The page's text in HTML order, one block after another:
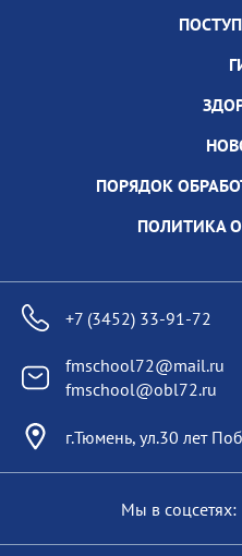
ПОРЯДОК
ПОЛИТИКА
+7 (3452) 33-91-72
fmschool72@mail.ru
fmschool@obl72.ru
г.Тюмень, ул.30 лет
Мы в соцсетях: